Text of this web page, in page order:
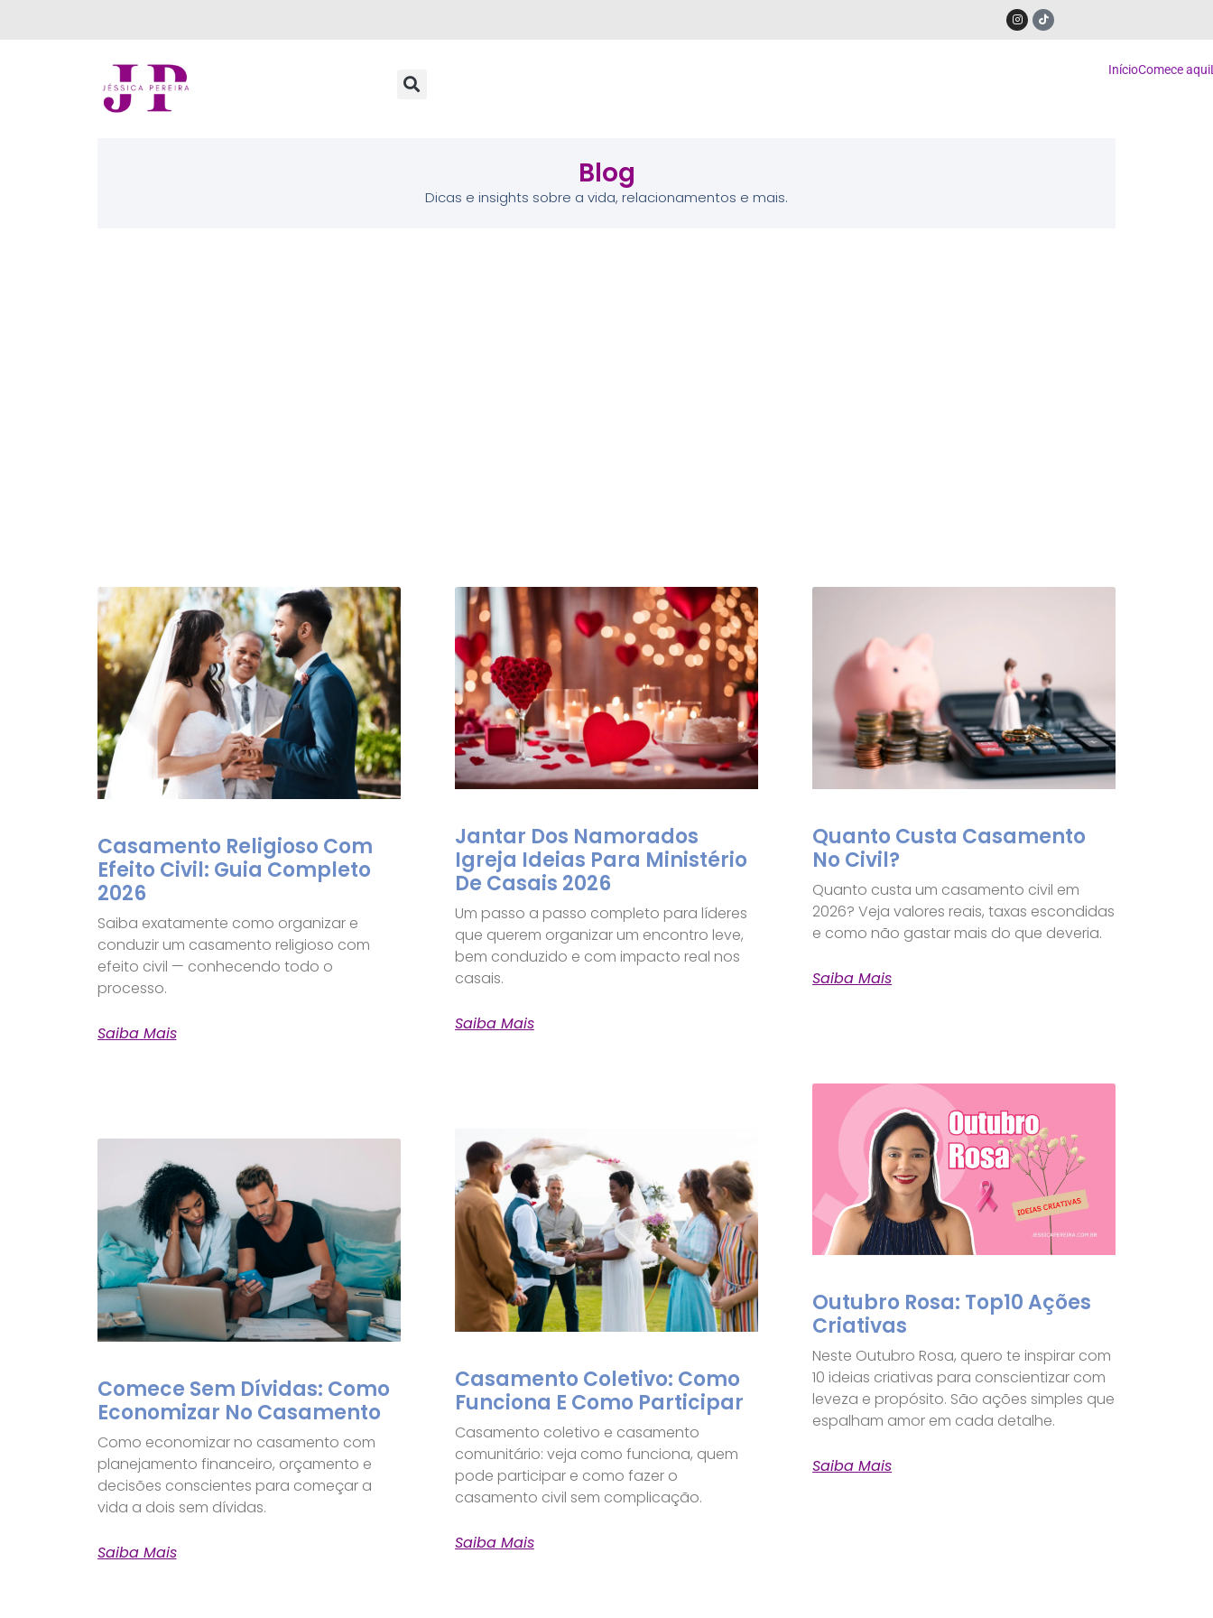
InícioComece aqui
Blog
Dicas e insights sobre a vida, relacionamentos e mais.
Casamento Religioso Com
Efeito Civil: Guia Completo
2026
Saiba exatamente como organizar e
conduzir um casamento religioso com
efeito civil — conhecendo todo o
processo.
Saiba Mais
Jantar Dos Namorados
Igreja Ideias Para Ministério
De Casais 2026
Um passo a passo completo para líderes
que querem organizar um encontro leve,
bem conduzido e com impacto real nos
casais.
Saiba Mais
Quanto Custa Casamento
No Civil?
Quanto custa um casamento civil em
2026? Veja valores reais, taxas escondidas
e como não gastar mais do que deveria.
Saiba Mais
Comece Sem Dívidas: Como
Economizar No Casamento
Como economizar no casamento com
planejamento financeiro, orçamento e
decisões conscientes para começar a
vida a dois sem dívidas.
Saiba Mais
Casamento Coletivo: Como
Funciona E Como Participar
Casamento coletivo e casamento
comunitário: veja como funciona, quem
pode participar e como fazer o
casamento civil sem complicação.
Saiba Mais
Outubro Rosa: Top10 Ações
Criativas
Neste Outubro Rosa, quero te inspirar com
10 ideias criativas para conscientizar com
leveza e propósito. São ações simples que
espalham amor em cada detalhe.
Saiba Mais